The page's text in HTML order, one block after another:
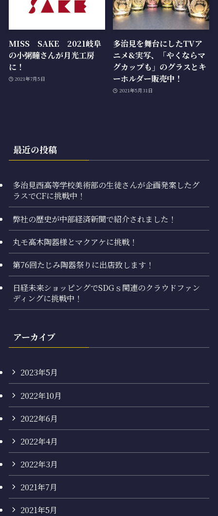
MISS SAKE 2021岐阜
の小粥瞳さんが月光工房
に！
2021年7月5日
多治見を舞台にしたTVア
ニメ&実写、「やくならマ
グカップも」のグラスとキ
ーホルダー販売中！
2021年5月31日
最近の投稿
多治見西高等学校美術部の生徒さんが企画発案したグ
ラスでCFに挑戦中！
弊社の歴史が中部経済新聞で紹介されました！
丸モ高木陶器様とマクアケに挑戦！
第76回たじみ陶器祭りに出店致します！
日経未来ショッピングでSDGｓ関連のクラウドファン
ディングに挑戦中！
アーカイブ
2023年5月
2022年10月
2022年6月
2022年4月
2022年3月
2021年7月
2021年5月